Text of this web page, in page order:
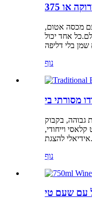
מכסה אטום,
אחד יכול
נוף
גבוהה, בקבוק
וייחודי,
נוף